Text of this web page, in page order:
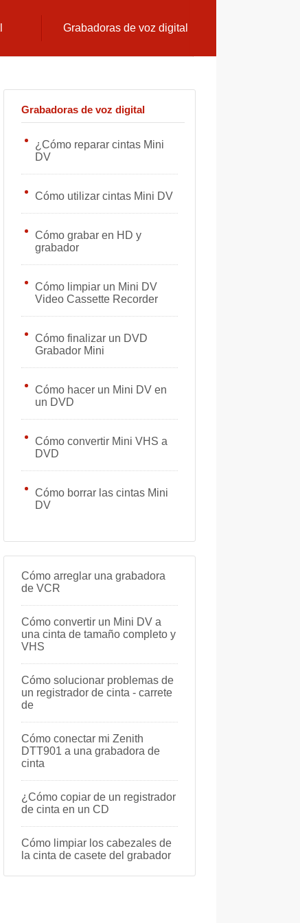
Grabadoras de voz digital
Grabadoras de voz digital
¿Cómo reparar cintas Mini
DV
Cómo utilizar cintas Mini DV
Cómo grabar en HD y
grabador
Cómo limpiar un Mini DV
Video Cassette Recorder
Cómo finalizar un DVD
Grabador Mini
Cómo hacer un Mini DV en
un DVD
Cómo convertir Mini VHS a
DVD
Cómo borrar las cintas Mini
DV
Cómo arreglar una grabadora
de VCR
Cómo convertir un Mini DV a
una cinta de tamaño completo y
VHS
Cómo solucionar problemas de
un registrador de cinta - carrete
de
Cómo conectar mi Zenith
DTT901 a una grabadora de
cinta
¿Cómo copiar de un registrador
de cinta en un CD
Cómo limpiar los cabezales de
la cinta de casete del grabador